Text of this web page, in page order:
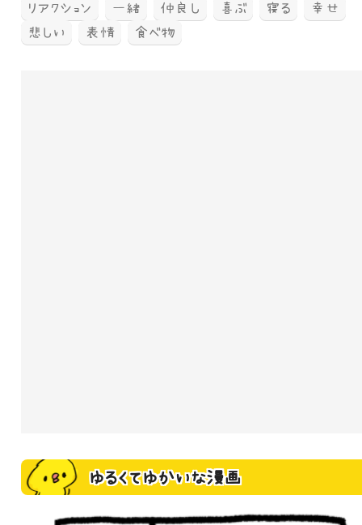
リアクション
一緒 仲良し 喜ぶ 寝る
幸せ
悲しい
表情 食べ物
ゆるくてゆかいな漫画